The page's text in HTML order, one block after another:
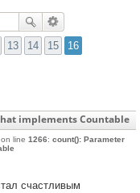
13 14 15 16
on line 1266: count(): Parameter
implements Countable
счастливым